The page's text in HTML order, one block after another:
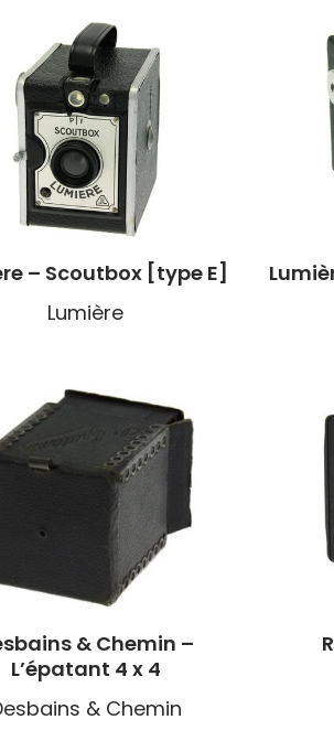
– Scoutbox [type E]
Lumière
& Chemin –
L’épatant 4 x 4
& Chemin